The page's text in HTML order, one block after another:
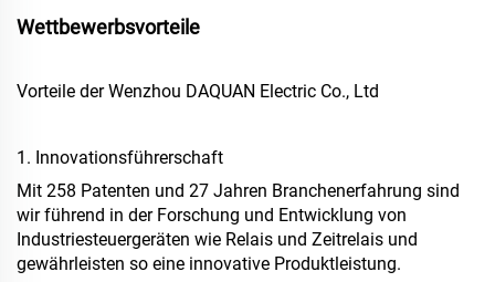
Wettbewerbsvorteile
Vorteile der Wenzhou DAQUAN Electric Co., Ltd
1. Innovationsführerschaft
Mit 258 Patenten und 27 Jahren Branchenerfahrung sind
wir führend in der Forschung und Entwicklung von
Industriesteuergeräten wie Relais und Zeitrelais und
gewährleisten so eine innovative Produktleistung.